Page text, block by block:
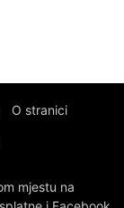
O stranici
mjestu na